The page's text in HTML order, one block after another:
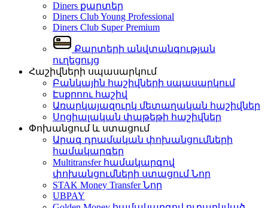
Diners քարտեր
Diners Club Young Professional
Diners Club Super Premium
Քարտերի անվտանգության
ուղեցույց
Հաշիվների սպասարկում
Բանկային հաշիվների սպասարկում
Էսքրոու հաշիվ
Առարկայազուրկ մետաղական հաշիվներ
Սոցիալական փաթեթի հաշիվներ
Փոխանցում և ստացում
Արագ դրամական փոխանցումների
համակարգեր
Multitransfer համակարգով
փոխանցումների ստացումՆոր
STAK Money TransferՆոր
UBPAY